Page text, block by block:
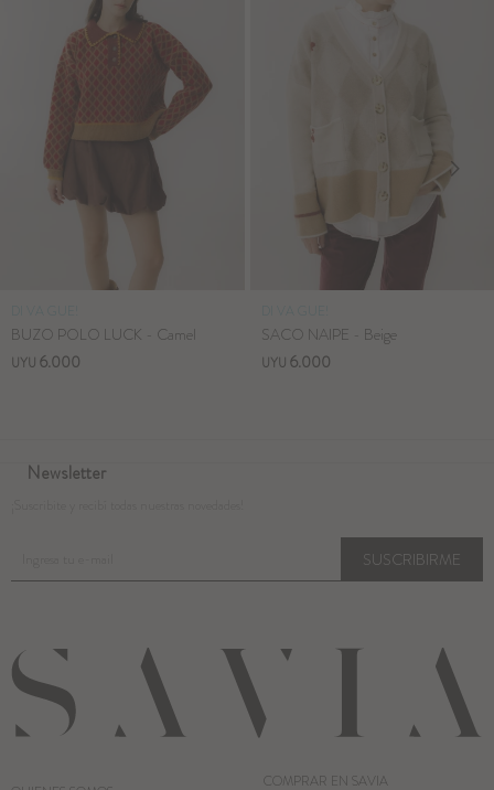
BUZO POLO LUCK - Camel
UYU 6.000
SACO NAIPE - Beige
UYU 6.000
Newsletter
SUSCRIBIRME
COMPRAR EN SAVIA